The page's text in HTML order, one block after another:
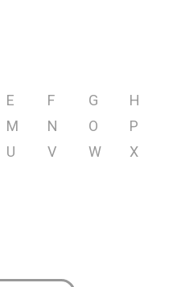
E F G
H
M N O
P
U V W
X